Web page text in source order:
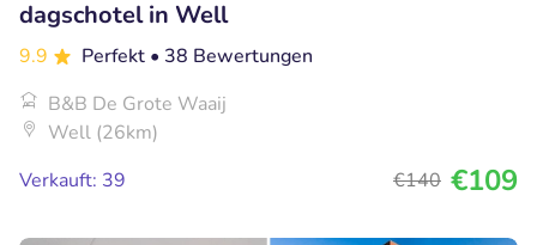
dagschotel in Well
9.9 Perfekt • 38 Bewertungen
B&B De Grote Waaij
Well (26km)
Verkauft: 39
€140 €109